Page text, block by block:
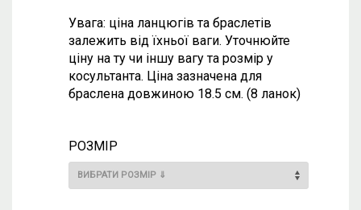
Увага: ціна ланцюгів та браслетів
залежить від їхньої ваги. Уточнюйте
ціну на ту чи іншу вагу та розмір у
косультанта. Ціна зазначена для
браслена довжиною 18.5 см. (8 ланок)
РОЗМІР